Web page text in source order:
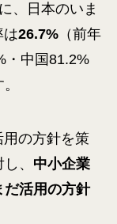
、日本のいま
は26.7%（前年
・中国81.2%
の方針を策
、 中小企業
だ活用の方針